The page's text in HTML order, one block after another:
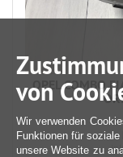
OPEL COMBO
von
Wir verwenden
Funktionen für
unsere Website zu